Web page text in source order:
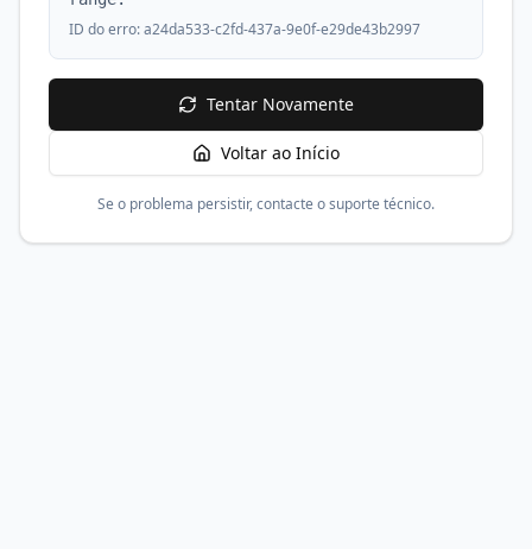
ID do erro:a24da533-c2fd-437a-9e0f-e29de43b2997
Tentar Novamente
Voltar ao Início
Se o problema persistir, contacte o suporte técnico.